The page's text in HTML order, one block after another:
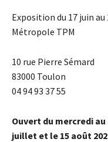
Exposition du 17 juin au
Métropole TPM
10 rue Pierre Sémard
83000 Toulon
04 94 93 37 55
Ouvert du mercredi au
juillet et le 15 août